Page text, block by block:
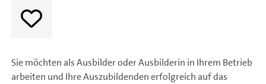
Sie möchten als Ausbilder oder Ausbilderin in Ihrem Betrieb
arbeiten und Ihre Auszubildenden erfolgreich auf das